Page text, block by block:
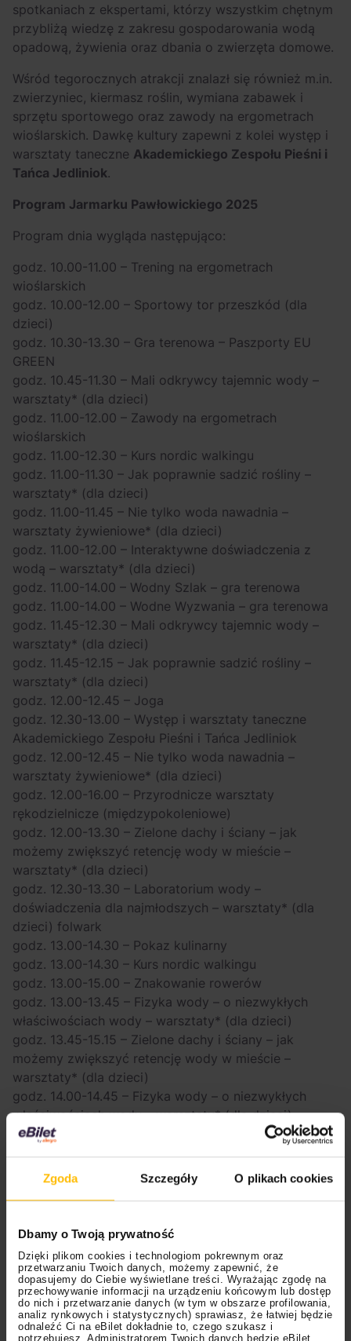
Zgoda Szczegóły O plikach cookies
Dbamy o Twoją prywatność
Dzięki plikom cookies i technologiom pokrewnym oraz
przetwarzaniu Twoich danych, możemy zapewnić, że
dopasujemy do Ciebie wyświetlane treści. Wyrażając zgodę na
przechowywanie informacji na urządzeniu końcowym lub dostęp
do nich i przetwarzanie danych (w tym w obszarze profilowania,
analiz rynkowych i statystycznych) sprawiasz, że łatwiej będzie
odnaleźć Ci na eBilet dokładnie to, czego szukasz i
potrzebujesz. Administratorem Twoich danych będzie eBilet
spotkaniach z ekspertami, którzy wszystkim chętnym
przybliżą wiedzę z zakresu gospodarowania wodą
opadową, żywienia oraz dbania o zwierzęta domowe.
Wśród tegorocznych atrakcji znalazł się również m.in.
zwierzyniec, kiermasz roślin, wymiana zabawek i
sprzętu sportowego oraz zawody na ergometrach
wioślarskich. Dawkę kultury zapewni z kolei występ i
warsztaty taneczne Akademickiego Zespołu Pieśni i
Tańca Jedliniok.
Program Jarmarku Pawłowickiego 2025
Program dnia wygląda następująco:
godz. 10.00-11.00 – Trening na ergometrach
wioślarskich
godz. 10.00-12.00 – Sportowy tor przeszkód (dla
dzieci)
godz. 10.30-13.30 – Gra terenowa – Paszporty EU
GREEN
godz. 10.45-11.30 – Mali odkrywcy tajemnic wody –
warsztaty* (dla dzieci)
godz. 11.00-12.00 – Zawody na ergometrach
wioślarskich
godz. 11.00-12.30 – Kurs nordic walkingu
godz. 11.00-11.30 – Jak poprawnie sadzić rośliny –
warsztaty* (dla dzieci)
godz. 11.00-11.45 – Nie tylko woda nawadnia –
warsztaty żywieniowe* (dla dzieci)
godz. 11.00-12.00 – Interaktywne doświadczenia z
wodą – warsztaty* (dla dzieci)
godz. 11.00-14.00 – Wodny Szlak – gra terenowa
godz. 11.00-14.00 – Wodne Wyzwania – gra terenowa
godz. 11.45-12.30 – Mali odkrywcy tajemnic wody –
warsztaty* (dla dzieci)
godz. 11.45-12.15 – Jak poprawnie sadzić rośliny –
warsztaty* (dla dzieci)
godz. 12.00-12.45 – Joga
godz. 12.30-13.00 – Występ i warsztaty taneczne
Akademickiego Zespołu Pieśni i Tańca Jedliniok
godz. 12.00-12.45 – Nie tylko woda nawadnia –
warsztaty żywieniowe* (dla dzieci)
godz. 12.00-16.00 – Przyrodnicze warsztaty
rękodzielnicze (międzypokoleniowe)
godz. 12.00-13.30 – Zielone dachy i ściany – jak
możemy zwiększyć retencję wody w mieście –
warsztaty* (dla dzieci)
godz. 12.30-13.30 – Laboratorium wody –
doświadczenia dla najmłodszych – warsztaty* (dla
dzieci) folwark
godz. 13.00-14.30 – Pokaz kulinarny
godz. 13.00-14.30 – Kurs nordic walkingu
godz. 13.00-15.00 – Znakowanie rowerów
godz. 13.00-13.45 – Fizyka wody – o niezwykłych
właściwościach wody – warsztaty* (dla dzieci)
godz. 13.45-15.15 – Zielone dachy i ściany – jak
możemy zwiększyć retencję wody w mieście –
warsztaty* (dla dzieci)
godz. 14.00-14.45 – Fizyka wody – o niezwykłych
właściwościach wody – warsztaty* (dla dzieci)
godz. 14.00-15.00 – Rysuj nad wodą z księżną Izabella
Czartoryską – warsztaty plastyczne* (dla dzieci)
godz. 14.30-15.00 – Występ i warsztaty taneczne
Akademickiego Zespołu Pieśni i Tańca Jedliniok
Uwaga! na oznaczone (*) warsztaty obowiązują
zapisy. Formularz zgłoszeniowy dostępny jest
stronie organizatora.
Kiedy?24 maja